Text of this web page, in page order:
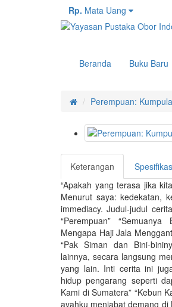
Rp. Mata Uang
Beranda Buku Baru
Perempuan:
Keterangan
“Apakah yang terasa jika
Menurut saya: kedekatan,
immediacy. Judul-judul
“Perempuan”
Mengapa Haji Jala
“Pak Siman dan Bini-
lainnya, secara langsung
yang lain. Inti cerita ini
hidup pengarang seperti
Kami di Sumatera” “Kebun
ayahku menjabat demang di